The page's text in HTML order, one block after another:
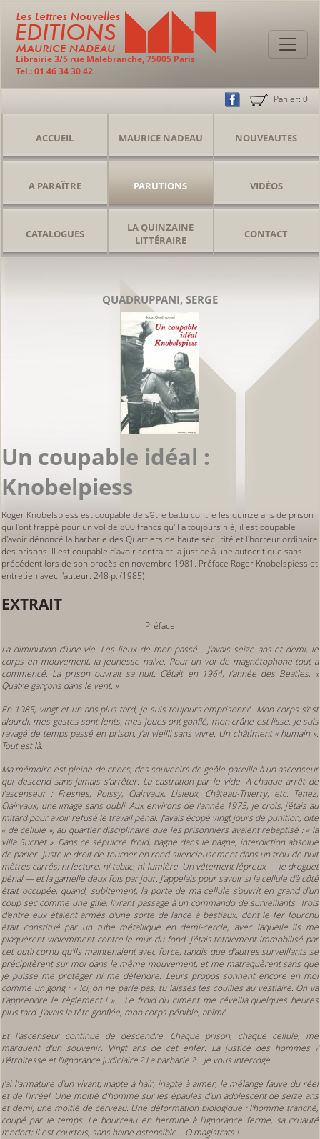
Librairie 3/5 rue Malebranche, 75005 Paris
Tel.: 01 46 34 30 42
Panier: 0
ACCUEIL MAURICE NADEAU NOUVEAUTES
A PARAÎTRE PARUTIONS VIDÉOS
CATALOGUES
LA QUINZAINE
LITTÉRAIRE
CONTACT
QUADRUPPANI, SERGE
Un coupable idéal :
Knobelpiess
Roger Knobelspiess est coupable de s'être battu contre les quinze ans de prison
qui l'ont frappé pour un vol de 800 francs qu'il a toujours nié, il est coupable
d'avoir dénoncé la barbarie des Quartiers de haute sécurité et l'horreur ordinaire
des prisons. Il est coupable d'avoir contraint la justice à une autocritique sans
précédent lors de son procès en novembre 1981. Préface Roger Knobelspiess et
entretien avec l'auteur. 248 p. (1985)
EXTRAIT
Préface
La diminution d’une vie. Les lieux de mon passé... J’avais seize ans et demi, le
corps en mouvement, la jeunesse naïve. Pour un vol de magnétophone tout a
commencé. La prison ouvrait sa nuit. C’était en 1964, l’année des Beatles, «
Quatre garçons dans le vent. »
En 1985, vingt-et-un ans plus tard, je suis toujours emprisonné. Mon corps s’est
alourdi, mes gestes sont lents, mes joues ont gonflé, mon crâne est lisse. Je suis
ravagé de temps passé en prison. J’ai vieilli sans vivre. Un châtiment « humain ».
Tout est là.
Ma mémoire est pleine de chocs, des souvenirs de geôle pareille à un ascenseur
qui descend sans jamais s’arrêter. La castration par le vide. A chaque arrêt de
l’ascenseur : Fresnes, Poissy, Clairvaux, Lisieux, Château-Thierry, etc. Tenez,
Clairvaux, une image sans oubli. Aux environs de l’année 1975, je crois, j’étais au
mitard pour avoir refusé le travail pénal. J’avais écopé vingt jours de punition, dite
« de cellule », au quartier disciplinaire que les prisonniers avaient rebaptisé : « la
villa Suchet ». Dans ce sépulcre froid, bagne dans le bagne, interdiction absolue
de parler. Juste le droit de tourner en rond silencieusement dans un trou de huit
mètres carrés; ni lecture, ni tabac, ni lumière. Un vêtement lépreux — le droguet
pénal — et la gamelle deux fois par jour. J'appelais pour savoir si la cellule d'à côté
était occupée, quand, subitement, la porte de ma cellule s'ouvrit en grand d'un
coup sec comme une gifle, livrant passage à un commando de surveillants. Trois
d'entre eux étaient armés d'une sorte de lance à bestiaux, dont le fer fourchu
était constitué par un tube métallique en demi-cercle, avec laquelle ils me
plaquèrent violemment contre le mur du fond. J'étais totalement immobilisé par
cet outil cornu qu'ils maintenaient avec force, tandis que d'autres surveillants se
précipitèrent sur moi dans le même mouvement, et me matraquèrent sans que
je puisse me protéger ni me défendre. Leurs propos sonnent encore en moi
comme un gong : « Ici, on ne parle pas, tu laisses tes couilles au vestiaire. On va
t'apprendre le règlement ! »... Le froid du ciment me réveilla quelques heures
plus tard. J'avais la tête gonflée, mon corps pénible, abîmé.
Et l'ascenseur continue de descendre. Chaque prison, chaque cellule, me
marquent d'un souvenir. Vingt ans de cet enfer. La justice des hommes ?
L'étroitesse et l'ignorance judiciaire ? La barbarie ?... Je vous interroge.
J'ai l'armature d'un vivant; inapte à haïr, inapte à aimer, le mélange fauve du réel
et de l'irréel. Une moitié d'homme sur les épaules d'un adolescent de seize ans
et demi, une moitié de cerveau. Une déformation biologique : l'homme tranché,
coupé par le temps. Le bourreau en hermine à l’ignorance ferme, sa cruauté
l'endort; il est courtois, sans haine ostensible... O magistrats !